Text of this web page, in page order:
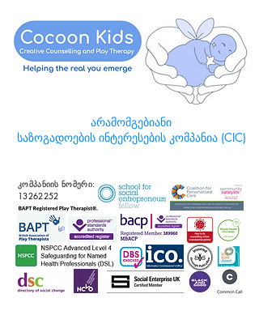
არამომგებიანი
საზოგადოების ინტერესების კომპანია (CIC)
კომპანიის ნომერი:
13262252